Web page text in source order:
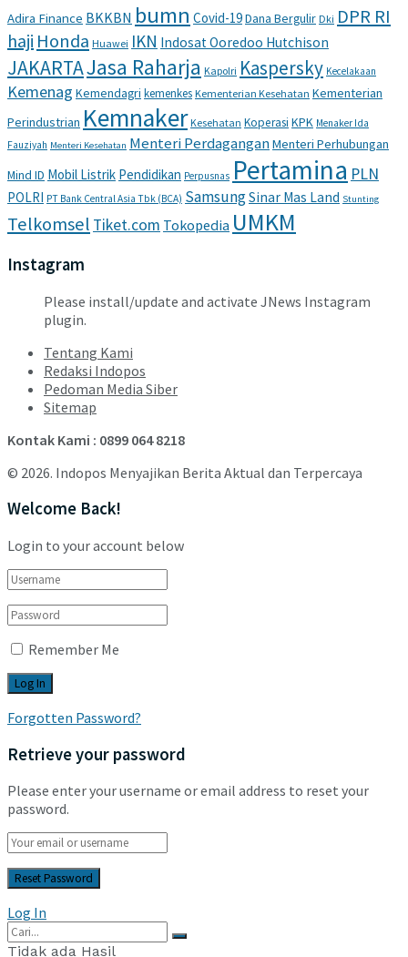
Adira Finance BKKBN bumn Covid-19Dana Bergulir Dki DPR RI
haji Honda Huawei IKN Indosat Ooredoo Hutchison
JAKARTAJasa Raharja Kapolri Kaspersky Kecelakaan
Kemenag Kemendagri kemenkes Kementerian Kesehatan Kementerian
Perindustrian Kemnaker Kesehatan Koperasi KPK Menaker Ida
Fauziyah Menteri Kesehatan Menteri PerdaganganMenteri Perhubungan
Mind ID Mobil Listrik Pendidikan Perpusnas Pertamina PLN
POLRI PT Bank Central Asia Tbk (BCA) SamsungSinar Mas Land Stunting
Telkomsel Tiket.com Tokopedia UMKM
Instagram
Please install/update and activate JNews Instagram
plugin.
Tentang Kami
Redaksi Indopos
Pedoman Media Siber
Sitemap
Kontak Kami : 0899 064 8218
© 2026. Indopos Menyajikan Berita Aktual dan Terpercaya
Welcome Back!
Login to your account below
Remember Me
Forgotten Password?
Retrieve your password
Please enter your username or email address to reset your
password.
Log In
Tidak ada Hasil